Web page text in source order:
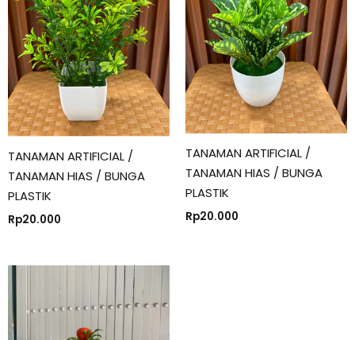
TANAMAN ARTIFICIAL /
TANAMAN HIAS / BUNGA
PLASTIK
Rp20.000
TANAMAN ARTIFICIAL /
TANAMAN HIAS / BUNGA
PLASTIK
Rp20.000